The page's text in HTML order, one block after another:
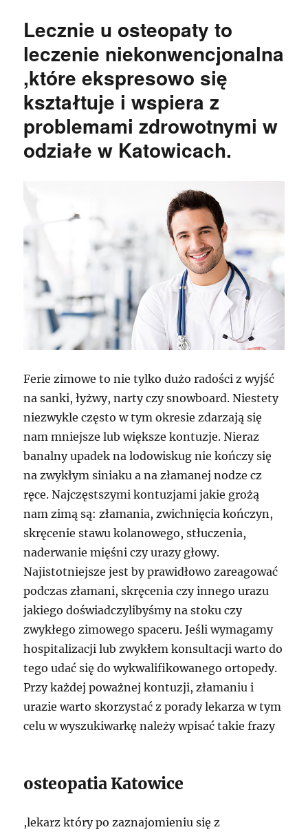
Lecznie u osteopaty to
leczenie niekonwencjonalna
,które ekspresowo się
kształtuje i wspiera z
problemami zdrowotnymi w
odziałe w Katowicach.
Ferie zimowe to nie tylko dużo radości z wyjść
na sanki, łyżwy, narty czy snowboard. Niestety
niezwykle często w tym okresie zdarzają się
nam mniejsze lub większe kontuzje. Nieraz
banalny upadek na lodowiskug nie kończy się
na zwykłym siniaku a na złamanej nodze cz
ręce. Najczęstszymi kontuzjami jakie grożą
nam zimą są: złamania, zwichnięcia kończyn,
skręcenie stawu kolanowego, stłuczenia,
naderwanie mięśni czy urazy głowy.
Najistotniejsze jest by prawidłowo zareagować
podczas złamani, skręcenia czy innego urazu
jakiego doświadczylibyśmy na stoku czy
zwykłego zimowego spaceru. Jeśli wymagamy
hospitalizacji lub zwykłem konsultacji warto do
tego udać się do wykwalifikowanego ortopedy.
Przy każdej poważnej kontuzji, złamaniu i
urazie warto skorzystać z porady lekarza w tym
celu w wyszukiwarkę należy wpisać takie frazy
osteopatia Katowice
,lekarz który po zaznajomieniu się z